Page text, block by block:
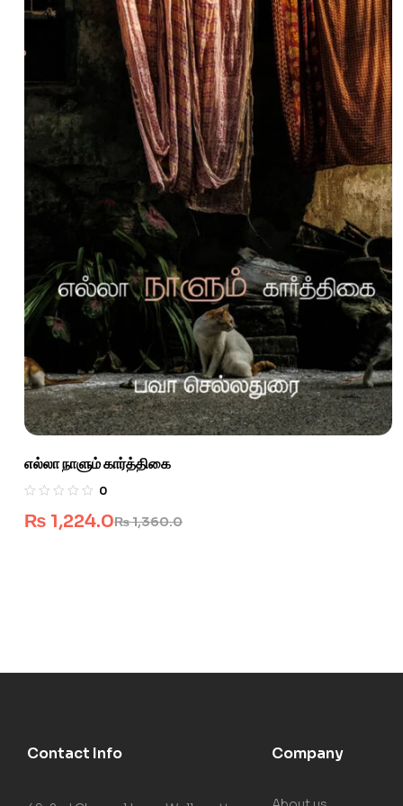
எல்லா நாளும் கார்த்திகை
0
₨1,360.0
₨ 1,224.0
Contact Info Company